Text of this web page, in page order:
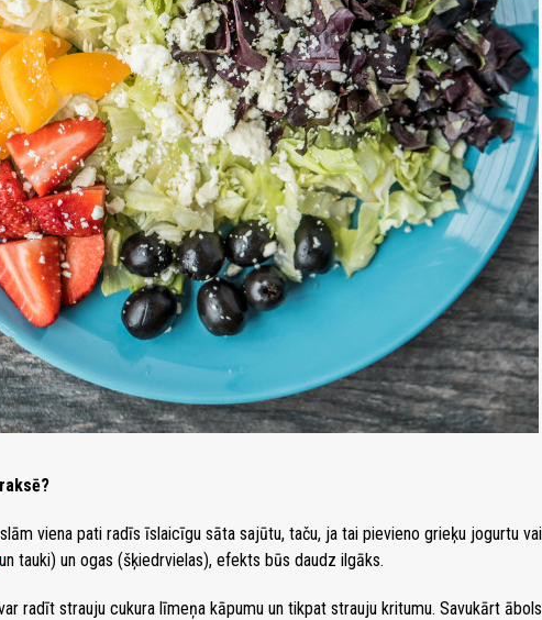
viena pati radīs īslaicīgu sāta sajūtu, taču, ja tai pievieno grieķu jogurtu
un tauki) un ogas (šķiedrvielas), efekts būs daudz ilgāks.
radīt strauju cukura līmeņa kāpumu un tikpat strauju kritumu. Savukārt